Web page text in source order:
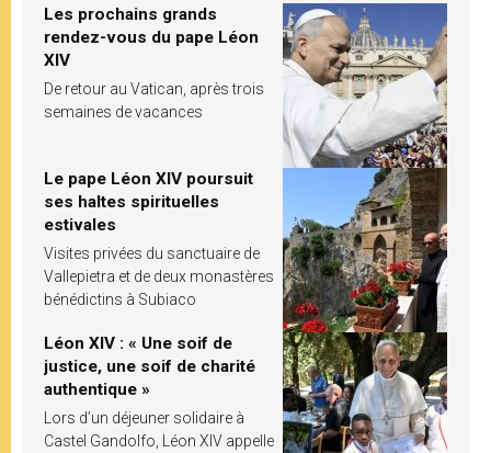
Les prochains grands
rendez-vous du pape Léon
XIV
De retour au Vatican, après trois
semaines de vacances
Le pape Léon XIV poursuit
ses haltes spirituelles
estivales
Visites privées du sanctuaire de
Vallepietra et de deux monastères
bénédictins à Subiaco
Léon XIV : « Une soif de
justice, une soif de charité
authentique »
Lors d’un déjeuner solidaire à
Castel Gandolfo, Léon XIV appelle